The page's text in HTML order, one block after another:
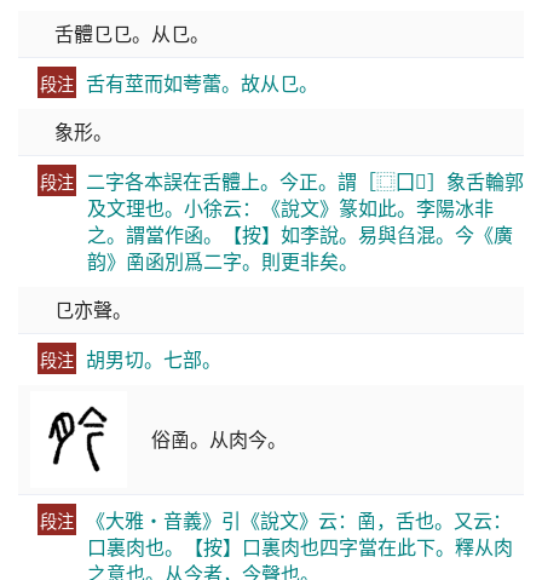
舌體㔾㔾。从㔾。
段注 舌有莖而如荂蕾。故从㔾。
象形。
段注 二字各本誤在舌體上。今正。謂［⿴囗𢆉］象舌輪郭
及文理也。小徐云：《說文》篆如此。李陽冰非
之。謂當作函。【按】如李說。易與臽混。今《廣
韵》圅函別爲二字。則更非矣。
㔾亦聲。
段注 胡男切。七部。
俗圅。从肉今。
段注
《大雅・音義》引《說文》云：圅，舌也。又云：
口裏肉也。【按】口裏肉也四字當在此下。釋从肉
之意也。从今者，今聲也。